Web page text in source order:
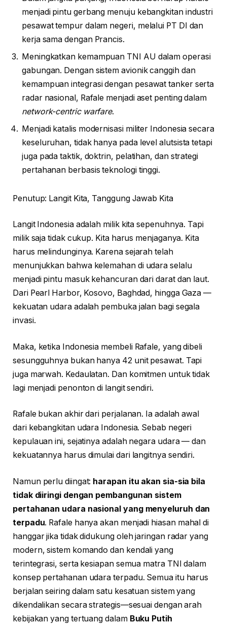
menjadi pintu gerbang menuju kebangkitan industri
pesawat tempur dalam negeri, melalui PT DI dan
kerja sama dengan Prancis.
Meningkatkan kemampuan TNI AU dalam operasi
gabungan. Dengan sistem avionik canggih dan
kemampuan integrasi dengan pesawat tanker serta
radar nasional, Rafale menjadi aset penting dalam
network-centric warfare.
Menjadi katalis modernisasi militer Indonesia secara
keseluruhan, tidak hanya pada level alutsista tetapi
juga pada taktik, doktrin, pelatihan, dan strategi
pertahanan berbasis teknologi tinggi.
Penutup: Langit Kita, Tanggung Jawab Kita
Langit Indonesia adalah milik kita sepenuhnya. Tapi
milik saja tidak cukup. Kita harus menjaganya. Kita
harus melindunginya. Karena sejarah telah
menunjukkan bahwa kelemahan di udara selalu
menjadi pintu masuk kehancuran dari darat dan laut.
Dari Pearl Harbor, Kosovo, Baghdad, hingga Gaza —
kekuatan udara adalah pembuka jalan bagi segala
invasi.
Maka, ketika Indonesia membeli Rafale, yang dibeli
sesungguhnya bukan hanya 42 unit pesawat. Tapi
juga marwah. Kedaulatan. Dan komitmen untuk tidak
lagi menjadi penonton di langit sendiri.
Rafale bukan akhir dari perjalanan. Ia adalah awal
dari kebangkitan udara Indonesia. Sebab negeri
kepulauan ini, sejatinya adalah negara udara — dan
kekuatannya harus dimulai dari langitnya sendiri.
Namun perlu diingat: harapan itu akan sia-sia bila
tidak diiringi dengan pembangunan sistem
pertahanan udara nasional yang menyeluruh dan
terpadu. Rafale hanya akan menjadi hiasan mahal di
hanggar jika tidak didukung oleh jaringan radar yang
modern, sistem komando dan kendali yang
terintegrasi, serta kesiapan semua matra TNI dalam
konsep pertahanan udara terpadu. Semua itu harus
berjalan seiring dalam satu kesatuan sistem yang
dikendalikan secara strategis—sesuai dengan arah
kebijakan yang tertuang dalam Buku Putih